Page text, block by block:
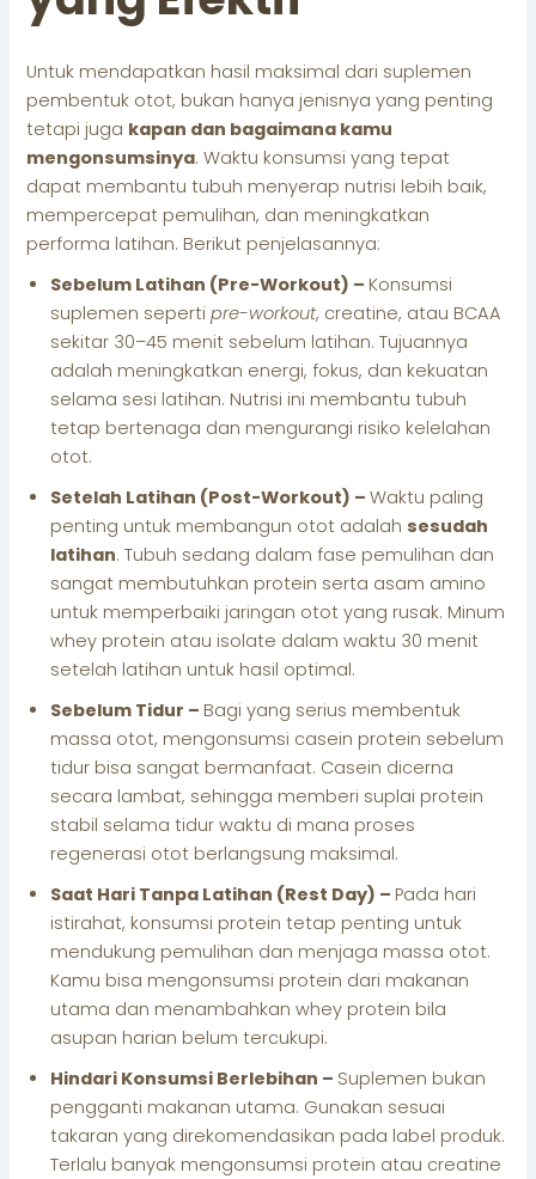
Untuk mendapatkan hasil maksimal dari suplemen
pembentuk otot, bukan hanya jenisnya yang penting
tetapi juga kapan dan bagaimana kamu
mengonsumsinya. Waktu konsumsi yang tepat
dapat membantu tubuh menyerap nutrisi lebih baik,
mempercepat pemulihan, dan meningkatkan
performa latihan. Berikut penjelasannya:
Sebelum Latihan (Pre-Workout) – Konsumsi
suplemen sepertipre-workout, creatine, atau BCAA
sekitar 30–45 menit sebelum latihan. Tujuannya
adalah meningkatkan energi, fokus, dan kekuatan
selama sesi latihan. Nutrisi ini membantu tubuh
tetap bertenaga dan mengurangi risiko kelelahan
otot.
Setelah Latihan (Post-Workout) –Waktu paling
penting untuk membangun otot adalahsesudah
latihan. Tubuh sedang dalam fase pemulihan dan
sangat membutuhkan protein serta asam amino
untuk memperbaiki jaringan otot yang rusak. Minum
whey protein atau isolate dalam waktu 30 menit
setelah latihan untuk hasil optimal.
Sebelum Tidur – Bagi yang serius membentuk
massa otot, mengonsumsi casein protein sebelum
tidur bisa sangat bermanfaat. Casein dicerna
secara lambat, sehingga memberi suplai protein
stabil selama tidur waktu di mana proses
regenerasi otot berlangsung maksimal.
Saat Hari Tanpa Latihan (Rest Day) – Pada hari
istirahat, konsumsi protein tetap penting untuk
mendukung pemulihan dan menjaga massa otot.
Kamu bisa mengonsumsi protein dari makanan
utama dan menambahkan whey protein bila
asupan harian belum tercukupi.
Hindari Konsumsi Berlebihan – Suplemen bukan
pengganti makanan utama. Gunakan sesuai
takaran yang direkomendasikan pada label produk.
Terlalu banyak mengonsumsi protein atau creatine